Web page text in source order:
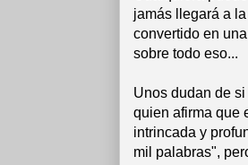
jamás llegará a
convertido en
sobre todo eso...
Unos dudan de
quien afirma que
intrincada y
mil palabras",